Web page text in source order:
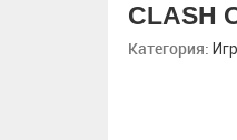
CLASH
Категория: